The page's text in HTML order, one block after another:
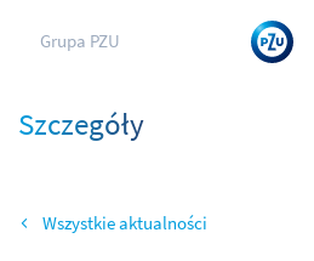
Grupa PZU
Szczegóły
Wszystkie aktualności